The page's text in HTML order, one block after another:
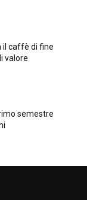
il caffè di fine
valore
semestre